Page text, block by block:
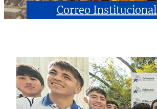
Correo Institucional